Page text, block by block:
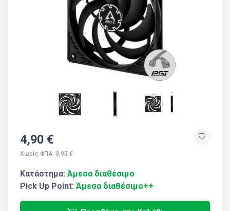
4,90 €
Χωρίς ΦΠΑ: 3,95 €
Κατάστημα: Άμεσα διαθέσιμο
Pick Up Point: Άμεσα διαθέσιμο++